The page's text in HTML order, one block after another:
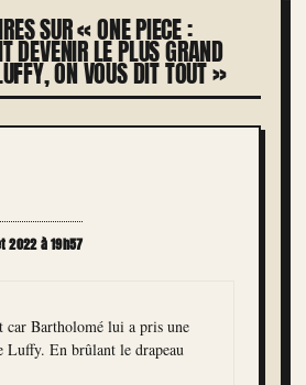
SUR « ONE PIECE :
DEVENIR LE PLUS GRAND
ON VOUS DIT TOUT »
2022 à 19h57
car Bartholomé lui a pris une
Luffy. En brûlant le drapeau